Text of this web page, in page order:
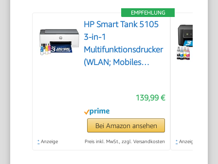
EMPFEHLUNG
HP Smart Tank 5105
3-in-1
Multifunktionsdrucker
(WLAN; Mobiles
Jahre Garantie,
großer Tintentank,
hohe Reichweite,
Drucken in hoher
139,99 €
Bei Amazon ansehen
* Anzeige Preis inkl. MwSt., zzgl. Versandkosten * Anzeige